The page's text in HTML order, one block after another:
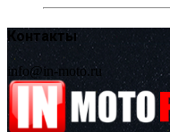
Контакты
info@in-moto.ru